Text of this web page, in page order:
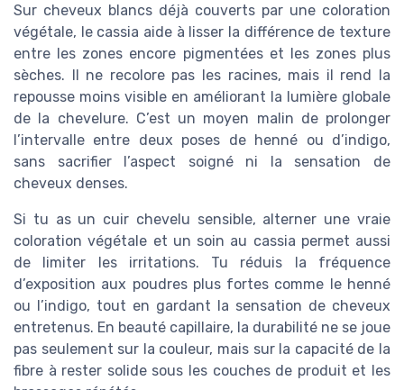
Sur cheveux blancs déjà couverts par une coloration
végétale, le cassia aide à lisser la différence de texture
entre les zones encore pigmentées et les zones plus
sèches. Il ne recolore pas les racines, mais il rend la
repousse moins visible en améliorant la lumière globale
de la chevelure. C’est un moyen malin de prolonger
l’intervalle entre deux poses de henné ou d’indigo,
sans sacrifier l’aspect soigné ni la sensation de
cheveux denses.
Si tu as un cuir chevelu sensible, alterner une vraie
coloration végétale et un soin au cassia permet aussi
de limiter les irritations. Tu réduis la fréquence
d’exposition aux poudres plus fortes comme le henné
ou l’indigo, tout en gardant la sensation de cheveux
entretenus. En beauté capillaire, la durabilité ne se joue
pas seulement sur la couleur, mais sur la capacité de la
fibre à rester solide sous les couches de produit et les